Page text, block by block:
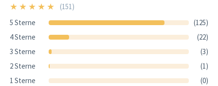
★ ★ ★ ★ ★ 5/5
(151)
5 Sterne
(125)
4 Sterne
(22)
3 Sterne
(3)
2 Sterne
(1)
1 Sterne
(0)